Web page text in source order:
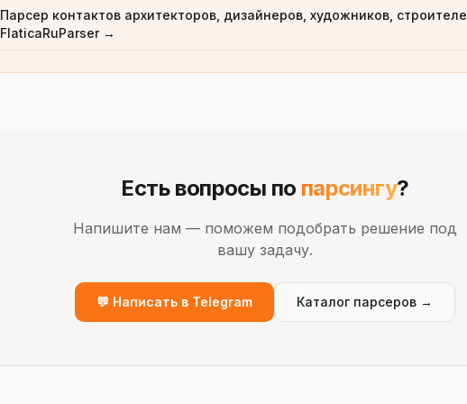
Парсер контактов архитекторов, дизайнеров, художников,
FlaticaRuParser →
Есть вопросы по парсингу?
Напишите нам — поможем подобрать решение под
вашу задачу.
💬 Написать в Telegram Каталог парсеров →